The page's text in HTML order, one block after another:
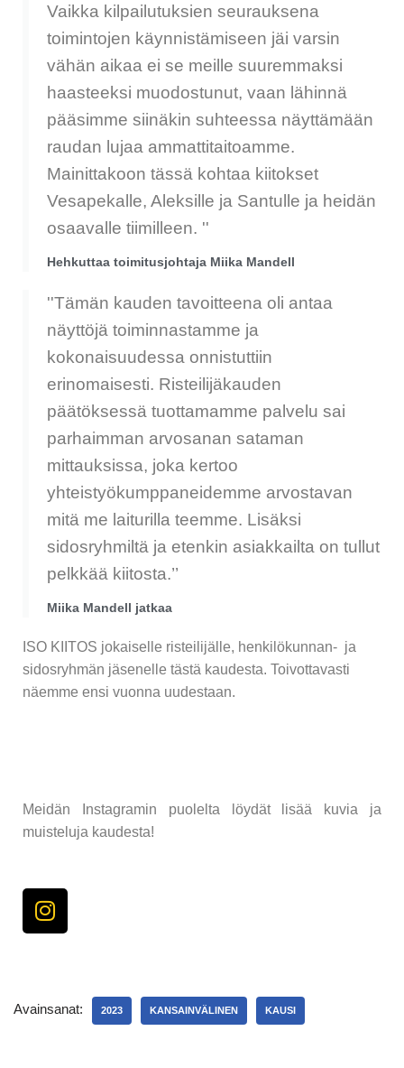
Vaikka kilpailutuksien seurauksena
toimintojen käynnistämiseen jäi varsin
vähän aikaa ei se meille suuremmaksi
haasteeksi muodostunut, vaan lähinnä
pääsimme siinäkin suhteessa näyttämään
raudan lujaa ammattitaitoamme.
Mainittakoon tässä kohtaa kiitokset
Vesapekalle, Aleksille ja Santulle ja heidän
osaavalle tiimilleen. ''
Hehkuttaa toimitusjohtaja Miika Mandell
''Tämän kauden tavoitteena oli antaa
näyttöjä toiminnastamme ja
kokonaisuudessa onnistuttiin
erinomaisesti. Risteilijäkauden
päätöksessä tuottamamme palvelu sai
parhaimman arvosanan sataman
mittauksissa, joka kertoo
yhteistyökumppaneidemme arvostavan
mitä me laiturilla teemme. Lisäksi
sidosryhmiltä ja etenkin asiakkailta on tullut
pelkkää kiitosta.’’
Miika Mandell jatkaa
ISO KIITOS jokaiselle risteilijälle, henkilökunnan- ja
sidosryhmän jäsenelle tästä kaudesta. Toivottavasti
näemme ensi vuonna uudestaan.
Meidän Instagramin puolelta löydät lisää kuvia ja
muisteluja kaudesta!
Avainsanat: 2023 KANSAINVÄLINEN KAUSI